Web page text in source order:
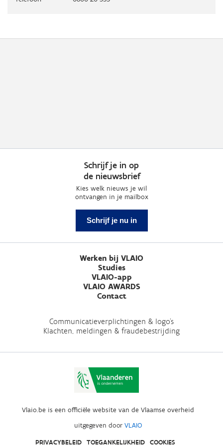
Schrijf je in op
de nieuwsbrief
Kies welk nieuws je wil
ontvangen in je mailbox
Schrijf je nu in
Werken bij VLAIO
Studies
VLAIO-app
VLAIO AWARDS
Contact
Communicatieverplichtingen & logo's
Klachten, meldingen & fraudebestrijding
Vlaio.be is een officiële website van de Vlaamse overheid
uitgegeven door VLAIO
PRIVACYBELEID TOEGANKELIJKHEID COOKIES